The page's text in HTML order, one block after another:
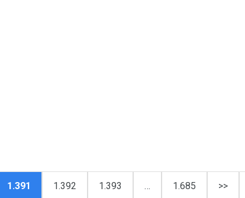
1.391 1.392 1.393 … 1.685 >>